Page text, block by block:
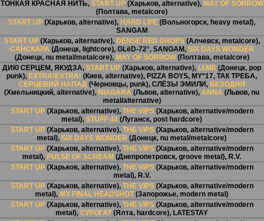
ТОНКАЯ КРАСНАЯ НИТЬ, START UP(Харьков, alternative), MAY OF SORROW
(Полтава, metalcore)
START UP (Харьков, alternative), HARD LIFE (Вольногорск, heavy metal),
SANGAM
START UP(Харьков, alternative), DENSE RED DROPS(Алчевск, metalcore),
САНСКАРА (Донецк, lightcore), GLёD-72°, SANGAM, SIX DAYS WONDER
(Донецк, nu metal/metalcore), MAY OF SORROW(Полтава, metalcore)
ДИКІ СЕРЦЕМ, ЯКУДЗА, START UP (Харьков, alternative), LI.ME (Донецк, pop
punk), EXTRA!EXTRA! (Киев, alternative), PIZZA BOYS, MY*17, ТАК ТРЕБА,
СЕРЦЕВИЙ НАПАД(Черновцы, punk), СЛЁЗЫ ЭМИЛИ, БЕЗОДНЯ
(Хмельницкий, alternative), NIAGARA (Львов, alternative), ANNA (Львов, nu
metal/alternative)
START UP(Харьков, alternative), THE VIPS(Харьков, alternative/modern
metal), STUFF 44 (Луганск, post hardcore)
START UP(Харьков, alternative), THE VIPS(Харьков, alternative/modern
metal), SIX DAYS WONDER (Донецк, nu metal/metalcore)
START UP(Харьков, alternative), THE VIPS(Харьков, alternative/modern
metal), PULSE OF SCREAM (Днепропетровск, groove metal), R.V.
START UP(Харьков, alternative), THE VIPS(Харьков, alternative/modern
metal), R.V.
START UP(Харьков, alternative), THE VIPS(Харьков, alternative/modern
metal), MY FINAL HEADSHOT (Запорожье, modern metal)
START UP(Харьков, alternative), THE VIPS(Харьков, alternative/modern
metal), СУРОГАТ (Ялта, hardcore), LATESTAY